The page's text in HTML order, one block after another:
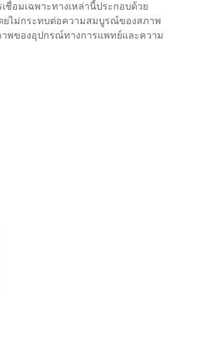
อมเฉพาะทางเหล่านี้ประกอบด้วย
ไม่กระทบต่อความสมบูรณ์ของสภาพ
พของอุปกรณ์ทางการแพทย์และความ